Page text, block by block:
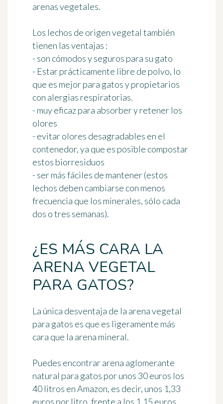
arenas vegetales.
Los lechos de origen vegetal también
tienen lasventajas :
- son cómodos y seguros para su gato
- Estar prácticamente libre de polvo, lo
que es mejor para gatos y propietarios
con alergias respiratorias.
- muy eficaz para absorber y retener los
olores
- evitar olores desagradables en el
contenedor, ya que es posible compostar
estos biorresiduos
- ser más fáciles de mantener (estos
lechos deben cambiarse con menos
frecuencia que los minerales, sólo cada
dos o tres semanas).
¿ES MÁS CARA LA
ARENA VEGETAL
PARA GATOS?
La única desventaja de la arena vegetal
para gatos es que es ligeramente más
cara que la arena mineral.
Puedes encontrar arena aglomerante
natural para gatos por unos 30 euros los
40 litros en Amazon, es decir, unos 1,33
euros por litro, frente a los 1,15 euros